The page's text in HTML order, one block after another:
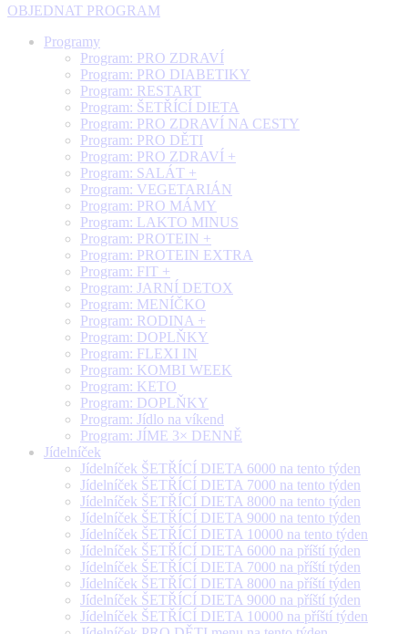
OBJEDNAT PROGRAM
Programy
Program: PRO ZDRAVÍ
Program: PRO DIABETIKY
Program: RESTART
Program: ŠETŘÍCÍ DIETA
Program: PRO ZDRAVÍ NA CESTY
Program: PRO DĚTI
Program: PRO ZDRAVÍ +
Program: SALÁT +
Program: VEGETARIÁN
Program: PRO MÁMY
Program: LAKTO MINUS
Program: PROTEIN +
Program: PROTEIN EXTRA
Program: FIT +
Program: JARNÍ DETOX
Program: MENÍČKO
Program: RODINA +
Program: DOPLŇKY
Program: FLEXI IN
Program: KOMBI WEEK
Program: KETO
Program: DOPLŇKY
Program: Jídlo na víkend
Program: JÍME 3× DENNĚ
Jídelníček
Jídelníček ŠETŘÍCÍ DIETA 6000 na tento týden
Jídelníček ŠETŘÍCÍ DIETA 7000 na tento týden
Jídelníček ŠETŘÍCÍ DIETA 8000 na tento týden
Jídelníček ŠETŘÍCÍ DIETA 9000 na tento týden
Jídelníček ŠETŘÍCÍ DIETA 10000 na tento týden
Jídelníček ŠETŘÍCÍ DIETA 6000 na příští týden
Jídelníček ŠETŘÍCÍ DIETA 7000 na příští týden
Jídelníček ŠETŘÍCÍ DIETA 8000 na příští týden
Jídelníček ŠETŘÍCÍ DIETA 9000 na příští týden
Jídelníček ŠETŘÍCÍ DIETA 10000 na příští týden